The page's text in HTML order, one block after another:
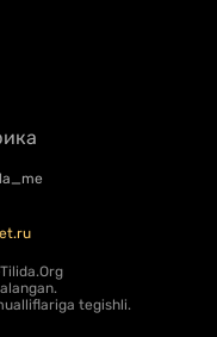
tegishli.